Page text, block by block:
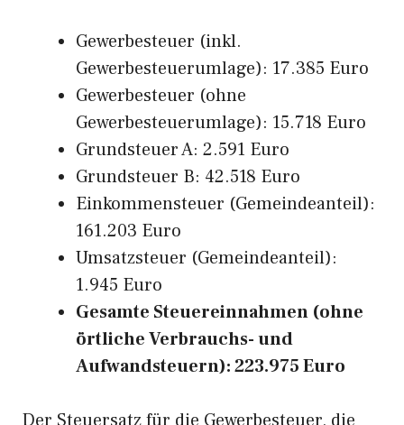
Gewerbesteuer (inkl.
Gewerbesteuerumlage): 17.385 Euro
Gewerbesteuer (ohne
Gewerbesteuerumlage): 15.718 Euro
Grundsteuer A: 2.591 Euro
Grundsteuer B: 42.518 Euro
Einkommensteuer (Gemeindeanteil):
161.203 Euro
Umsatzsteuer (Gemeindeanteil):
1.945 Euro
Gesamte Steuereinnahmen (ohne
örtliche Verbrauchs- und
Aufwandsteuern): 223.975 Euro